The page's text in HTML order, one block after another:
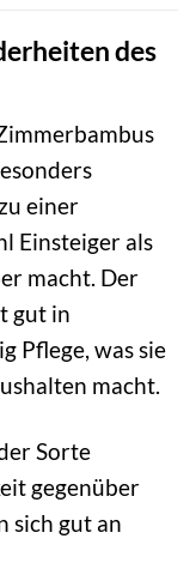
des
einer
Einsteiger als
macht. Der
gut in
Pflege, was sie
macht.
Sorte
gegenüber
sich gut an